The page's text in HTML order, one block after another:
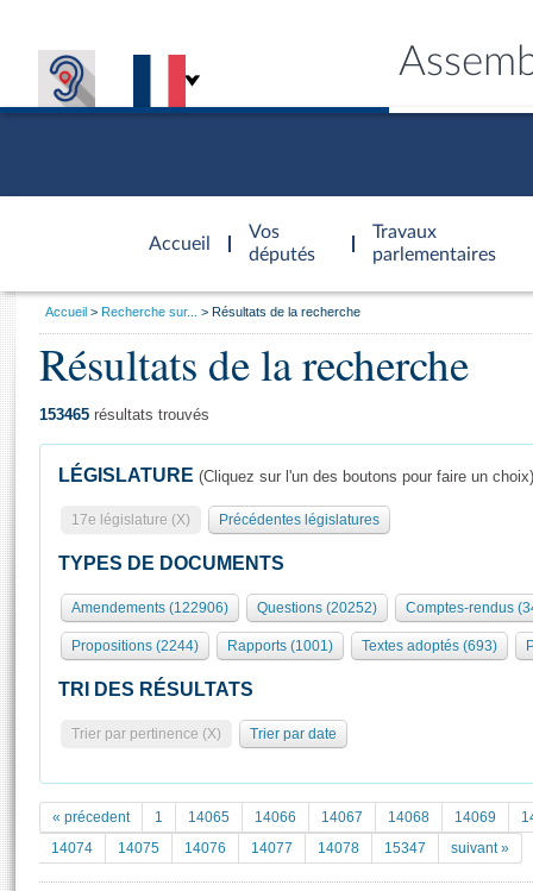
Accueil
d'accueil
Vos
députés
Travaux
parlementaires
Présidence
577 députés
Groupes politiques
Séance publique
Commissions et autres organes
Europe et International
Pétitions
Documents parlementaires
Projets de loi
Général
Rôle et pouvoirs de l'Assemblée
Organisation de l'Assemblée
Présidence Conférence des Présidents Bureau Collège des
Statistiques et chiffres clés
Documents de référence
( Constitution | Règlement de l'Assemblée ... )
Visiter l'Assemblée
Visite virtuelle du palais Bourbon
Assister à une séance
La Bibliothèque
Les archives
Vous
Accueil Recherche sur... Résultats de la recherche
Résultats de la recherche
153465 résultats trouvés
LÉGISLATURE (Cliquez sur l'un des boutons pour faire un choix)
17e législature (X) Précédentes législatures
TYPES DE DOCUMENTS
Amendements (122906) Questions (20252) Comptes-rendus
Propositions (2244) Rapports (1001) Textes adoptés (693)
TRI DES RÉSULTATS
Trier par pertinence (X) Trier par date
« précedent 1 14065 14066 14067 14068 14069
14074
14075 14076 14077 14078 15347 suivant »